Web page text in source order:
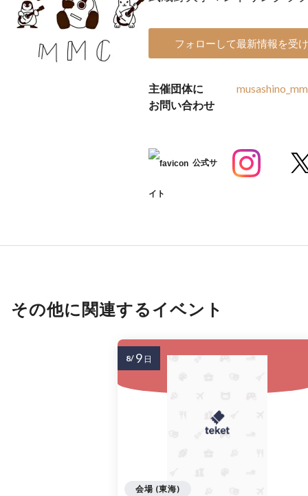
フォローして最新情報を受
主催団体に
お問い合わせ
公式サ
イト
その他に関連するイベント
会場 (東海)
8/ 9 日